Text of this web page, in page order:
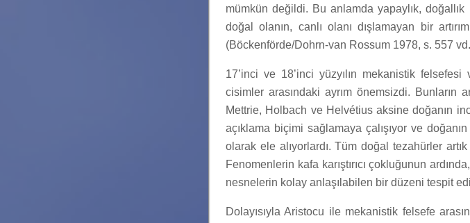
mümkün değildi. Bu anlamda yapaylık, doğallık
doğal olanın, canlı olanı dışlamayan bir
(Böckenförde/Dohrn-van Rossum 1978, s. 557
17’inci ve 18’inci yüzyılın mekanistik
cisimler arasındaki ayrım önemsizdi. Bunların
Mettrie, Holbach ve Helvétius aksine doğanın
açıklama biçimi sağlamaya çalışıyor ve
olarak ele alıyorlardı. Tüm doğal tezahürler
Fenomenlerin kafa karıştırıcı çokluğunun
nesnelerin kolay anlaşılabilen bir düzeni tespit
Dolayısıyla Aristocu ile mekanistik felsefe